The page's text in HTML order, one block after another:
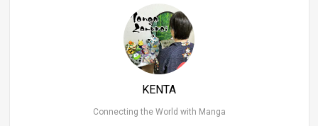
得注意的是，裕二能够使用一种名为 “被诅咒的血液操纵
“的技术，这对淑乃构成了极大的威胁。 诅咒之血操纵术
允许裕二控制血液，利用血液来消耗对手的诅咒能量或触
发特殊能力。这项技术暴露了苏库纳的弱点，并将虞姬变
成了一个可怕的威胁。 淑奈知道裕二拥有可能结束自己生
命的力量，因此淑奈避免接近他。如果硕纳接触裕二，裕
娜害怕 “灵魂攻击 “吗？ 淑乃躲避裕二的另一个原因可能与
几个理由可以证明小惠可能在做梦。首先，故事变得过于
“方便”。尽管与淑乃的战斗十分激烈，但不觉得有太多的
角色幸存下来了吗？五条佐虎被淑乃打败后失去了生命，
但其他角色却奇迹般地活了下来。樋熊广美和草壁被苏古
纳的攻击击中，但只受了轻伤，这似乎有些不切实际。 此
应该会变得更加强大。其他巫师还活着的事实表明，这可
能不是现实，而是一场 “梦”。 苏库纳临终遗言的含义 另一
KENTA
Connecting the World with Manga